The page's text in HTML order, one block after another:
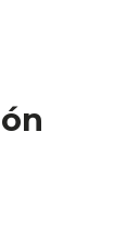
en la base
su uso.